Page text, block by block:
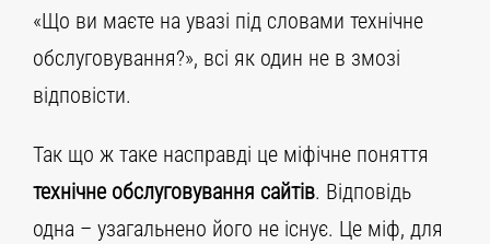
«Що ви маєте на увазі під словами технічне
обслуговування?», всі як один не в змозі
відповісти.
Так що ж таке насправді це міфічне поняття
технічне обслуговування сайтів. Відповідь
одна – узагальнено його не існує. Це міф, для